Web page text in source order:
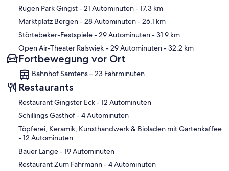
Rügen Park Gingst- 21 Autominuten- 17.3 km
Marktplatz Bergen- 28 Autominuten- 26.1 km
Störtebeker-Festspiele- 29 Autominuten- 31.9 km
Open Air-Theater Ralswiek - 29 Autominuten- 32.2 km
Fortbewegung vor Ort
Bahnhof Samtens – 23 Fahrminuten
Restaurants
‪Restaurant Gingster Eck - ‬12 Autominuten
‪Schillings Gasthof - ‬4 Autominuten
‪Töpferei, Keramik, Kunsthandwerk & Bioladen mit Gartenkaffee
- ‬12 Autominuten
‪Bauer Lange - ‬19 Autominuten
‪Restaurant Zum Fährmann - ‬4 Autominuten